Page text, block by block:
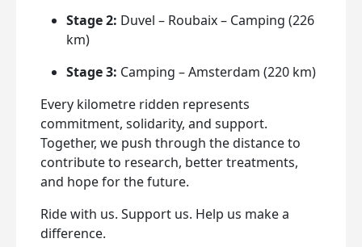
Stage 2: Duvel – Roubaix – Camping (226
km)
Stage 3: Camping – Amsterdam (220 km)
Every kilometre ridden represents
commitment, solidarity, and support.
Together, we push through the distance to
contribute to research, better treatments,
and hope for the future.
Ride with us. Support us. Help us make a
difference.